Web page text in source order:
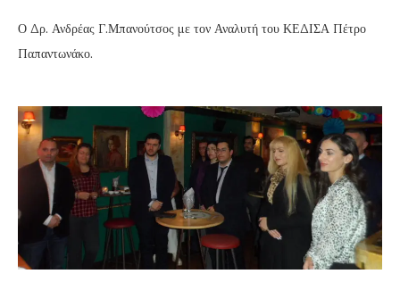
Ο Δρ. Ανδρέας Γ.Μπανούτσος με τον Αναλυτή του ΚΕΔΙΣΑ Πέτρο
Παπαντωνάκο.